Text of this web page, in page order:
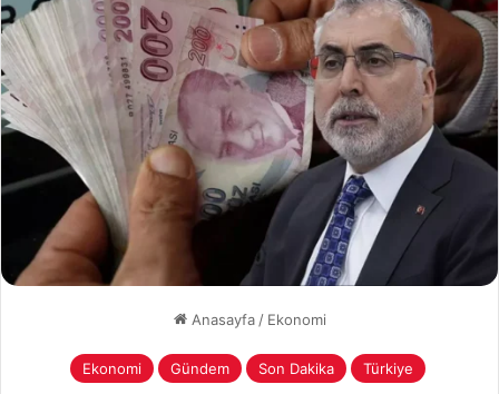
Anasayfa / Ekonomi
Ekonomi Gündem Son Dakika Türkiye